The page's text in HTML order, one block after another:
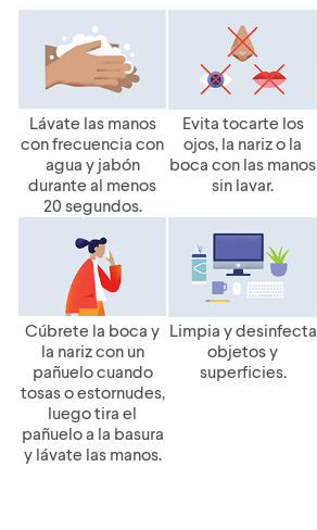
Lávate las manos
con frecuencia con
agua y jabón
durante al menos
20 segundos.
Evita tocarte los
ojos, la nariz o la
boca con las manos
sin lavar.
Cúbrete la boca y
la nariz con un
pañuelo cuando
tosas o estornudes,
luego tira el
pañuelo a la basura
y lávate las manos.
Limpia y desinfecta
objetos y
superficies.